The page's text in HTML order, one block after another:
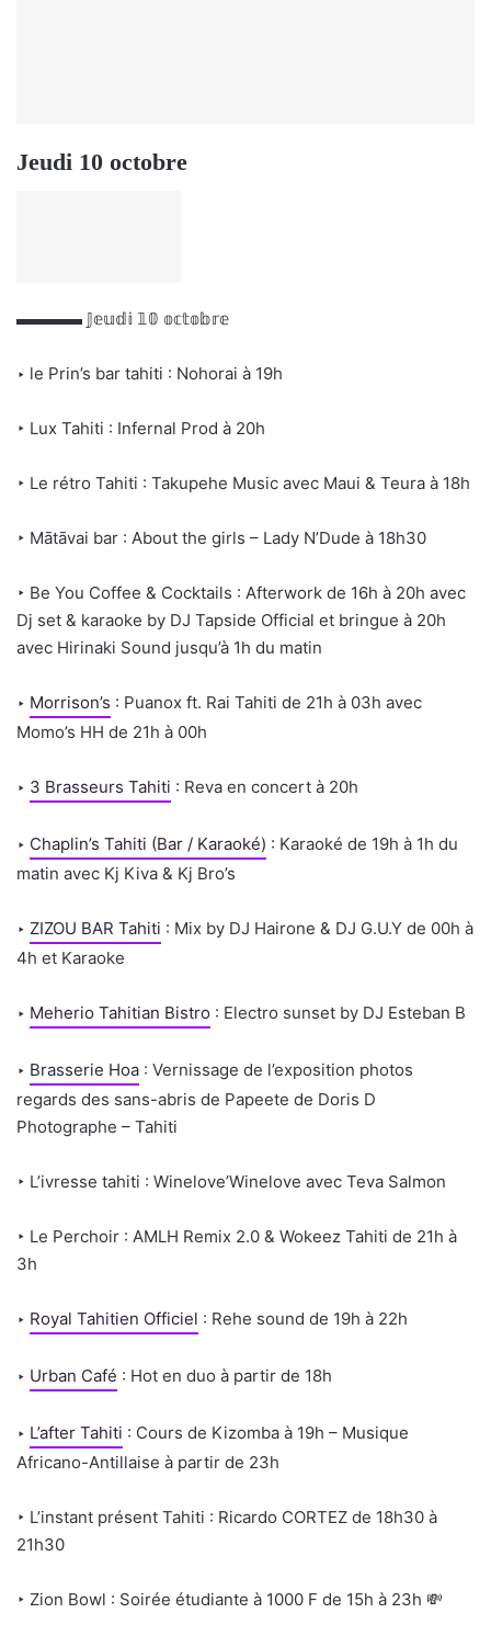
Jeudi 10 octobre
▬▬▬▬ 𝕁𝕖𝕦𝕕𝕚 𝟙𝟘 𝕠𝕔𝕥𝕠𝕓𝕣𝕖
‣ le Prin’s bar tahiti : Nohorai à 19h
‣ Lux Tahiti : Infernal Prod à 20h
‣ Le rétro Tahiti : Takupehe Music avec Maui & Teura à 18h
‣ Mātāvai bar : About the girls – Lady N’Dude à 18h30
‣ Be You Coffee & Cocktails : Afterwork de 16h à 20h avec
Dj set & karaoke by DJ Tapside Official et bringue à 20h
avec Hirinaki Sound jusqu’à 1h du matin
‣ Morrison’s : Puanox ft. Rai Tahiti de 21h à 03h avec
Momo’s HH de 21h à 00h
‣ 3 Brasseurs Tahiti : Reva en concert à 20h
‣ Chaplin’s Tahiti (Bar / Karaoké) : Karaoké de 19h à 1h du
matin avec Kj Kiva & Kj Bro’s
‣ ZIZOU BAR Tahiti : Mix by DJ Hairone & DJ G.U.Y de 00h à
4h et Karaoke
‣ Meherio Tahitian Bistro : Electro sunset by DJ Esteban B
‣ Brasserie Hoa : Vernissage de l’exposition photos
regards des sans-abris de Papeete de Doris D
Photographe – Tahiti
‣ L’ivresse tahiti : Winelove’Winelove avec Teva Salmon
‣ Le Perchoir : AMLH Remix 2.0 & Wokeez Tahiti de 21h à
3h
‣ Royal Tahitien Officiel : Rehe sound de 19h à 22h
‣ Urban Café : Hot en duo à partir de 18h
‣ L’after Tahiti : Cours de Kizomba à 19h – Musique
Africano-Antillaise à partir de 23h
‣ L’instant présent Tahiti : Ricardo CORTEZ de 18h30 à
21h30
‣ Zion Bowl : Soirée étudiante à 1000 F de 15h à 23h 💸